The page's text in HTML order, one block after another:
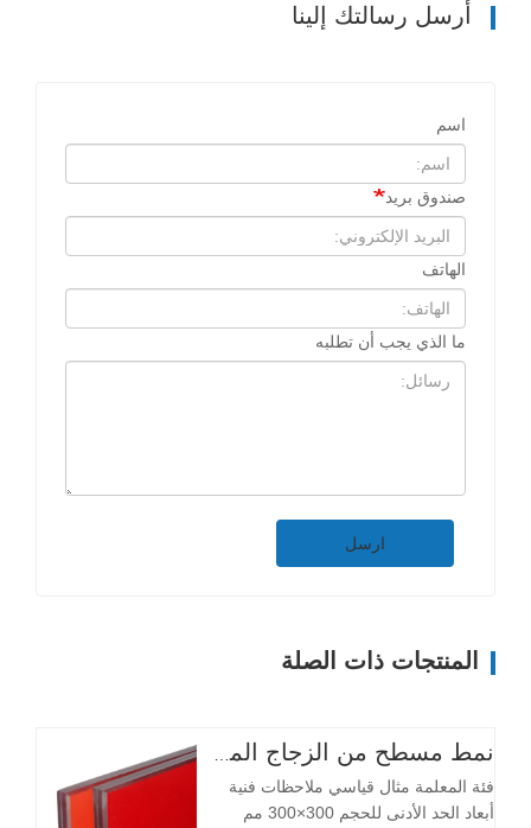
أرسل رسالتك إلينا
اسم
صندوق بريد
الهاتف
ما الذي يجب أن تطلبه
ارسل
المنتجات ذات الصلة
نمط مسطح من الزجاج المقسّى الشفاف عالي الجودة مخصص لمدخل الفندق والمستودع والإضاءة وقاعة الأدوات واستخدام غرفة النوم
فئة المعلمة مثال قياسي ملاحظات فنية
أبعاد الحد الأدنى للحجم 300×300 مم